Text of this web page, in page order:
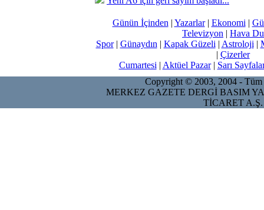
Günün İçinden | Yazarlar| Ekonomi |
Televizyon | Hava
Spor| Günaydın | Kapak Güzeli | Astroloji |
| Çizerler
Cumartesi | Aktüel Pazar| Sarı
Copyright © 2003, 2004 - Tüm
MERKEZ GAZETE DERGİ BASIM
TİCARET A.Ş.